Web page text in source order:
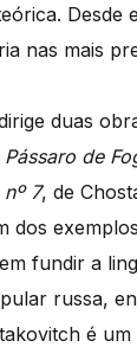
Desde
nas mais
duas
Pássaro de
7, de
dos
fundir a
russa,
é um